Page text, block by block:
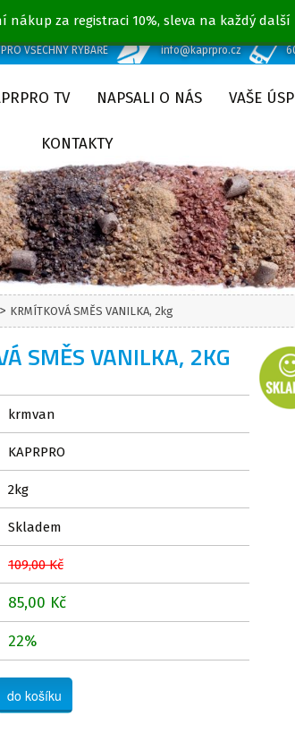
nákup za registraci 10%, sleva na každý další
VŠECHNY RYBÁŘE info@kaprpro.cz
TV NAPSALI O NÁS VAŠE
KONTAKTY
> KRMÍTKOVÁ SMĚS VANILKA, 2kg
SMĚS VANILKA, 2KG
krmvan
KAPRPRO
2kg
Skladem
109,00 Kč
85,00 Kč
22%